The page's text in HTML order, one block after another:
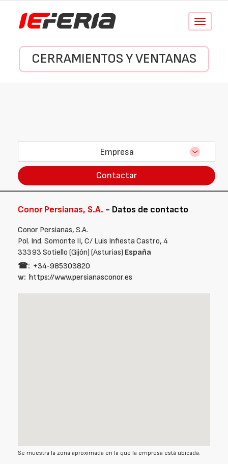
Conmutar
CERRAMIENTOS Y VENTANAS
Empresa
Contactar
Conor Persianas, S.A. - Datos de contacto
Conor Persianas, S.A.
Pol. Ind. Somonte II, C/ Luis Infiesta Castro, 4
33393 Sotiello (Gijón) (Asturias) España
☎: +34‑985303820
w: https://www.persianasconor.es
Se muestra la zona aproximada en la que la empresa está ubicada.